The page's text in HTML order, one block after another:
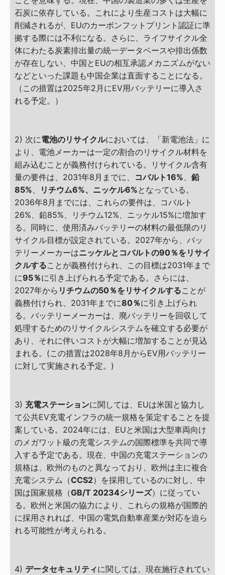
石炭に依存している。これにより生産コストは大幅に
削減されるが、EUのカーボンフットプリント認証に準
拠する際には不利になる。さらに、ライフサイクル全
体にわたる炭素排出量の統一データベースや排出係数
が存在しない、中国とEUの相互承認メカニズムがない
などといった課題も中国企業は直面することになる。
（この措置は2025年2月にEV用バッテリーに導入さ
れる予定。）
2) 次に電池のリサイクルにおいては、「新電池法」に
より、電池メーカーは一定の割合のリサイクル材料を
組み込むことが義務付けられている。リサイクル含有
量の要件は、2031年8月までに、
コバルト16%、 鉛
85%、 リチウム6%、ニッケル6%となっている。
2036年8月までには、これらの要件は、コバルト
26%、鉛85%、リチウム12%、ニッケル15%に増加す
る。同時に、使用済みバッテリーの材料の最低限のリ
サイクル目標が設定されている。2027年から、バッ
テリーメーカーはニッケルとコバルトの90％をリサイ
クルすることが義務付けられ、この目標は2031年まで
に95％に引き上げられる予定である。さらには、
2027年から リチウムの50％をリサイクルすることが
義務付けられ、2031年までに80％に引き上げられ
る。バッテリーメーカーは、廃バッテリーを回収して
処理するためのリサイクルシステムを確立する必要が
あり、それに伴いコストが大幅に増加することが見込
まれる。(この措置は2028年8月からEV用バッテリー
に対して実施される予定。)
3) 充電ステーションに関しては、EUは米国と協力し
て公共EV充電インフラの統一規格を策定することを提
案している。2024年には、EUと米国は大型車両向け
のメガワット級の充電システムの国際標準を共同で導
入する予定である。現在、中国の充電ステーションの
規格は、欧州のものと異なっており、欧州は主に複合
充電システム（CCS2）を採用しているのに対し、中
国は国家規格（GB/T 20234シリーズ）に従ってい
る。欧州と米国の協力により、これらの規格が国際的
に採用されれば、中国の電気自動車産業が対応を迫ら
れる可能性が考えられる。
4) データセキュリティに関しては、現在施行されてい